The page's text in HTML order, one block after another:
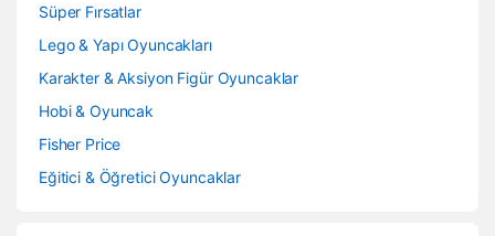
Süper Fırsatlar
Lego & Yapı Oyuncakları
Karakter & Aksiyon Figür Oyuncaklar
Hobi & Oyuncak
Fisher Price
Eğitici & Öğretici Oyuncaklar